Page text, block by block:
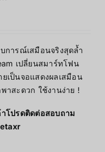
การณ์เสมือนจริงสุดล้ำ
เปลี่ยนสมาร์ทโฟน
เป็นจอแสดงผลเสมือน
าสะดวก ใช้งานง่าย !
โปรดติดต่อสอบถาม